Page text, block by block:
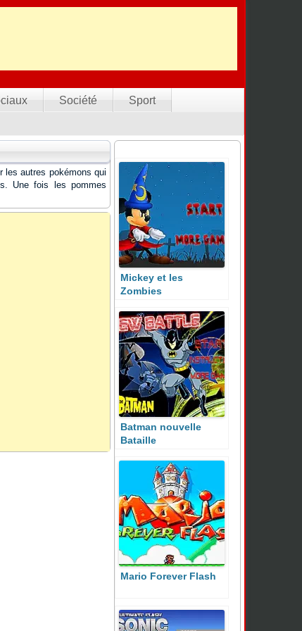
Société
Sport
les autres pokémons qui
Une fois les pommes
Mickey et les
Zombies
Batman nouvelle
Bataille
Mario Forever Flash